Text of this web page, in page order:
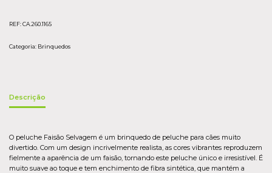
REF:CA.260.1165
Categoria: Brinquedos
Descrição
O peluche Faisão Selvagem é um brinquedo de peluche para cães muito
divertido. Com um design incrivelmente realista, as cores vibrantes reproduzem
fielmente a aparência de um faisão, tornando este peluche único e irresistível. É
muito suave ao toque e tem enchimento de fibra sintética, que mantém a